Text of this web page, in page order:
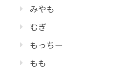
みやも
むぎ
もっちー
もも